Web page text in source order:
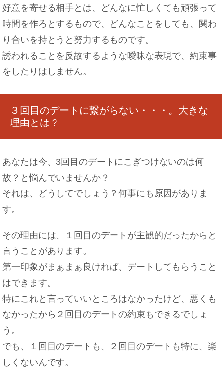
好意を寄せる相手とは、どんなに忙しくても頑張って
時間を作ろとするもので、どんなことをしても、関わ
り合いを持とうと努力するものです。
誘われることを反故するような曖昧な表現で、約束事
をしたりはしません。
３回目のデートに繋がらない・・・。大きな
理由とは？
あなたは今、3回目のデートにこぎつけないのは何
故？と悩んでいませんか？
それは、どうしてでしょう？何事にも原因がありま
す。
その理由には、１回目のデートが主観的だったからと
言うことがあります。
第一印象がまぁまぁ良ければ、デートしてもらうこと
はできます。
特にこれと言っていいところはなかったけど、悪くも
なかったから２回目のデートの約束もできるでしょ
う。
でも、１回目のデートも、２回目のデートも特に、楽
しくないんです。